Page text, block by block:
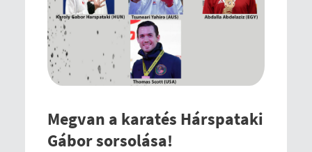
Megvan a karatés Hárspataki
Gábor sorsolása!